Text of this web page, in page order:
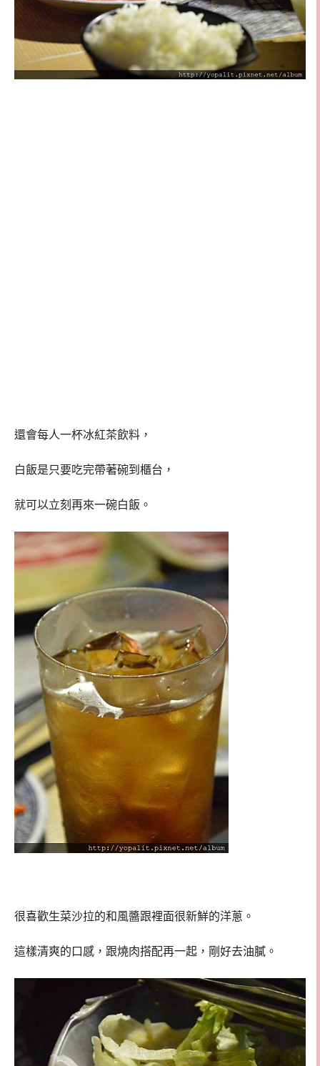
還會每人一杯冰紅茶飲料，
白飯是只要吃完帶著碗到櫃台，
就可以立刻再來一碗白飯。
很喜歡生菜沙拉的和風醬跟裡面很新鮮的洋蔥。
這樣清爽的口感，跟燒肉搭配再一起，剛好去油膩。